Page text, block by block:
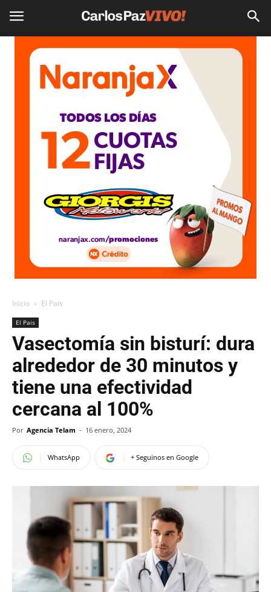
Inicio El Pais
El Pais
Vasectomía sin bisturí: dura
alrededor de 30 minutos y
tiene una efectividad
cercana al 100%
Por Agencia Telam - 16 enero, 2024
WhatsApp + Seguinos en Google